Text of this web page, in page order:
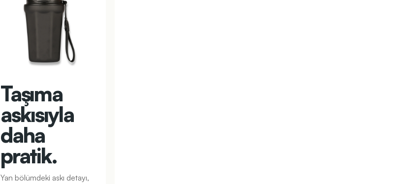
Taşıma
askısıyla
daha
pratik.
Yan bölümdeki askı detayı,